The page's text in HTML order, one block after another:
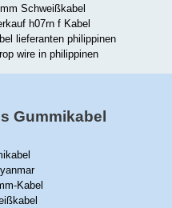
Schweißkabel
h07rn f Kabel
lieferanten philippinen
wire in philippinen
Gummikabel
Kabel